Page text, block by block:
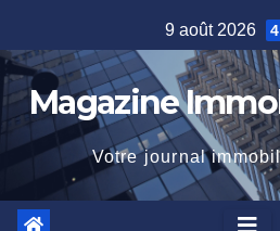
to
content
9 août 2026
Magazine
Votre journal